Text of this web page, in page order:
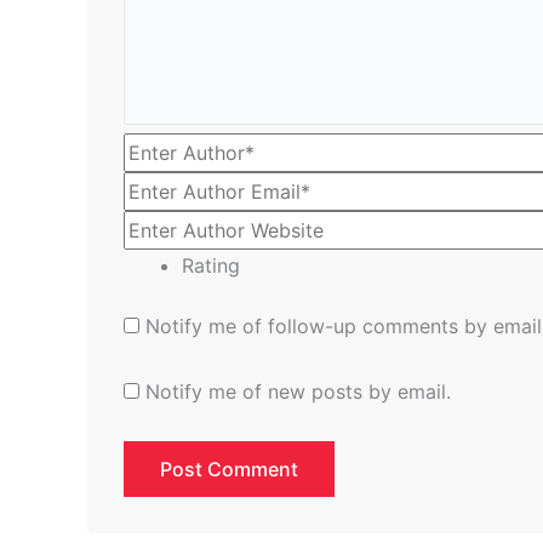
Rating
Notify me of follow-up comments by
Notify me of new posts by email.